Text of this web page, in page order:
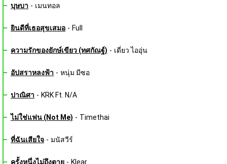
บุษบา - เมนทอล
ยินดีที่เธอสุขเสมอ - Full
ความรักของยักษ์เขียว (ทศกัณฐ์) - เดี่ยว ไออุ่น
อัปสราหลงฟ้า - หนุ่ม มีซอ
ปาณิศา - KRK Ft. N/A
ไม่ใช่แฟน (Not Me) - Timethai
ที่ฉันเสียใจ - มนัสวีร์
ครั้งหนึ่งไม่ถึงตาย - Klear